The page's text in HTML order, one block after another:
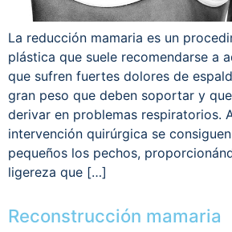
La reducción mamaria es un
plástica que suele recomendarse a
que sufren fuertes dolores de
gran peso que deben soportar y
derivar en problemas respiratorios.
intervención quirúrgica se
pequeños los pechos,
ligereza que […]
Reconstrucción mamaria